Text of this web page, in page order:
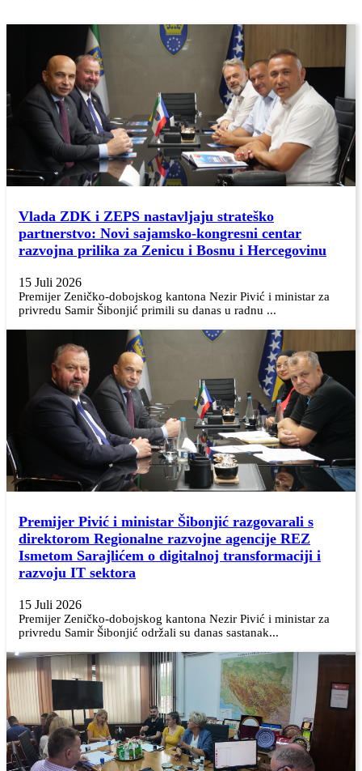
Vlada ZDK i ZEPS nastavljaju strateško
partnerstvo: Novi sajamsko-kongresni centar
razvojna prilika za Zenicu i Bosnu i Hercegovinu
15 Juli 2026
Premijer Zeničko-dobojskog kantona Nezir Pivić i ministar za
privredu Samir Šibonjić primili su danas u radnu ...
Premijer Pivić i ministar Šibonjić razgovarali s
direktorom Regionalne razvojne agencije REZ
Ismetom Sarajlićem o digitalnoj transformaciji i
razvoju IT sektora
15 Juli 2026
Premijer Zeničko-dobojskog kantona Nezir Pivić i ministar za
privredu Samir Šibonjić održali su danas sastanak...